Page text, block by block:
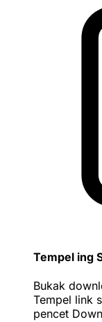
Tempel ing
Bukak
Tempel link
pencet